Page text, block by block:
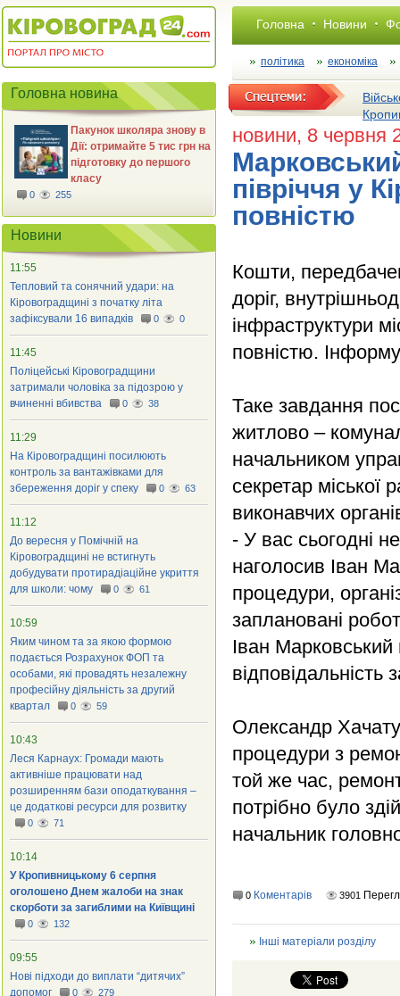
Головна Новини
політика економіка
новини, 8 червня
півріччя у
повністю
Кошти,
доріг,
інфраструктури
повністю.
Таке завдання
житлово –
начальником
секретар міської
виконавчих
- У вас сьогодні
наголосив Іван
процедури,
заплановані
Іван Марковський
Олександр
процедури з
той же час,
потрібно було
начальник
0 Коментарів 3901
Інші матеріали розділу
Головна новина
Пакунок школяра знову в
Дії: отримайте 5 тис грн на
підготовку до першого
класу
0 255
Новини
11:55
Тепловий та сонячний удари: на
Кіровоградщині з початку літа
зафіксували 16 випадків
0 0
11:45
Поліцейські Кіровоградщини
затримали чоловіка за підозрою у
вчиненні вбивства
0 38
11:29
На Кіровоградщині посилюють
контроль за вантажівками для
збереження доріг у спеку
0 63
11:12
До вересня у Помічній на
Кіровоградщині не встигнуть
добудувати протирадіаційне укриття
для школи: чому
0 61
10:59
Яким чином та за якою формою
подається Розрахунок ФОП та
особами, які провадять незалежну
професійну діяльність за другий
квартал
0 59
10:43
Леся Карнаух: Громади мають
активніше працювати над
розширенням бази оподаткування –
це додаткові ресурси для розвитку
0 71
10:14
У Кропивницькому 6 серпня
оголошено Днем жалоби на знак
скорботи за загиблими на Київщині
0 132
09:55
Нові підходи до виплати “дитячих”
допомог
0 279